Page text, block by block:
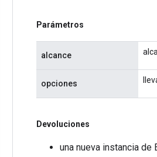
Parámetros
alcance
opciones
Devoluciones
una nueva instancia